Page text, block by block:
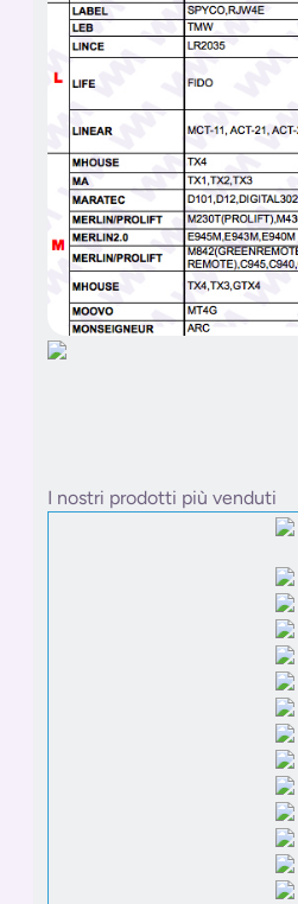
I nostri prodotti più venduti